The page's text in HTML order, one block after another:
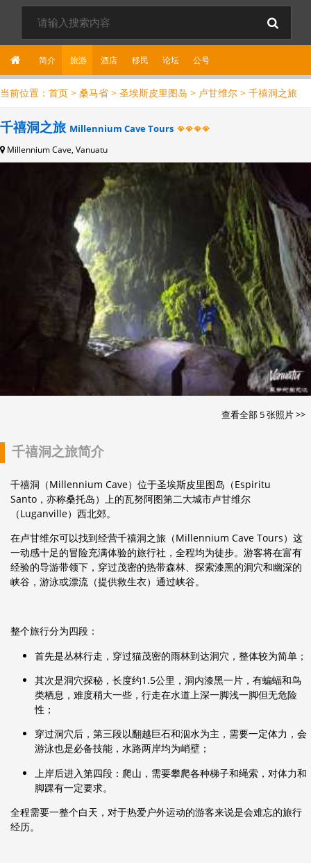
简介 旅游 酒店 移民 论坛 公号
当前位置： 首页 > 桑马省 > 圣埃斯皮里图岛 > 卢甘维尔 > 千禧洞之旅
千禧洞之旅 Millennium Cave Tours
Millennium Cave, Vanuatu
查看全部 5 张照片 >>
千禧洞之旅简介
千禧洞（Millennium Cave）位于圣埃斯皮里图岛（Espiritu
Santo，亦称桑托岛）上的瓦努阿图第二大城市卢甘维尔
（Luganville）西北郊。
在卢甘维尔可以找到经营千禧洞之旅（Millennium Cave Tours）这
一动感十足的冒险充满体验的旅行社，全程均为徒步。游客将在富有
经验的导游带领下，穿过茂密的热带森林、探索漆黑的洞穴和幽深的
峡谷，游泳或漂流（提供救生衣）通过峡谷。
整个旅行分为四段：
首先是丛林行走，穿过猫茂密的雨林到达洞穴，整体较为简单；
其次是洞穴探秘，长度约1.5公里，洞内漆黑一片，有蝙蝠和鸟
类栖息，难度稍大一些，行走在水道上深一脚浅一脚但无危险
性；
穿过洞穴后，第三段以翻越巨石和泅水为主，需要一定体力，会
游泳也是必备技能，水路两岸均为峭壁；
上岸后进入第四段：爬山，需要攀爬各种梯子和绳索，对体力和
脚踝有一定要求。
全程需要一整个白天，对于热爱户外运动的游客来说是会难忘的旅行
经历。